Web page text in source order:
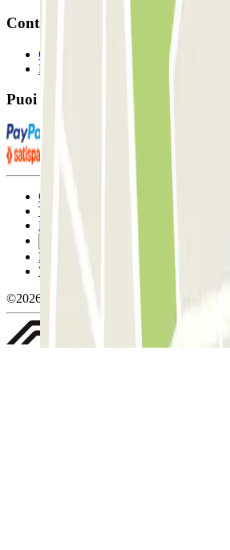
Contatto
Contattaci
FAQ
Puoi utilizzare questi metodi di
Condizioni contrattuali e di utilizzo
Termini di cancellazione
Politica sui cookies
Politica sulla privacy
Whistleblowing
©2026 Parclick. Tutti i diritti riservati